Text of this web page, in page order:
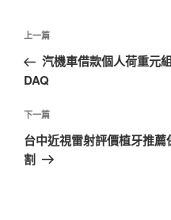
文
導
上
一
篇
章
上一篇
汽機車借款個人荷重元
DAQ
下
一
篇
下一篇
台中近視雷射評價植牙推
割